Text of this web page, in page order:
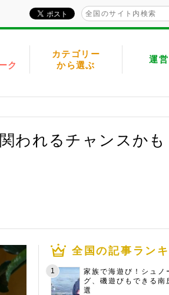
ク
カテゴリー
から選ぶ
運
われるチャンスかも
全国の記事ラン
家族で海遊び！シュノ
グ、磯遊びもできる南
選